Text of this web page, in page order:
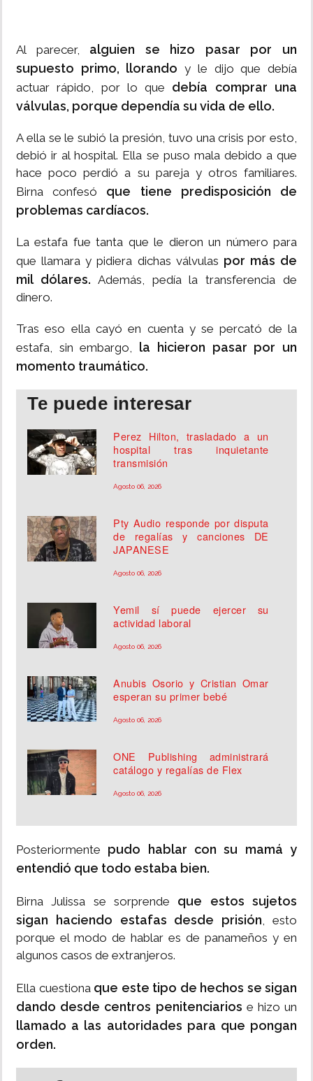
Al parecer, alguien se hizo pasar por un
supuesto primo, llorando y le dijo que debía
actuar rápido, por lo que debía comprar una
válvulas, porque dependía su vida de ello.
A ella se le subió la presión, tuvo una crisis por esto,
debió ir al hospital. Ella se puso mala debido a que
hace poco perdió a su pareja y otros familiares.
Birna confesó que tiene predisposición de
problemas cardíacos.
La estafa fue tanta que le dieron un número para
que llamara y pidiera dichas válvulas por más de
mil dólares. Además, pedía la transferencia de
dinero.
Tras eso ella cayó en cuenta y se percató de la
estafa, sin embargo, la hicieron pasar por un
momento traumático.
Te puede interesar
Perez Hilton, trasladado a un
hospital tras inquietante
transmisión
Agosto 06, 2026
Pty Audio responde por disputa
de regalías y canciones DE
JAPANESE
Agosto 06, 2026
Yemil sí puede ejercer su
actividad laboral
Agosto 06, 2026
Anubis Osorio y Cristian Omar
esperan su primer bebé
Agosto 06, 2026
ONE Publishing administrará
catálogo y regalías de Flex
Agosto 06, 2026
Posteriormente pudo hablar con su mamá y
entendió que todo estaba bien.
Birna Julissa se sorprende que estos sujetos
sigan haciendo estafas desde prisión, esto
porque el modo de hablar es de panameños y en
algunos casos de extranjeros.
Ella cuestiona que este tipo de hechos se sigan
dando desde centros penitenciarios e hizo un
llamado a las autoridades para que pongan
orden.